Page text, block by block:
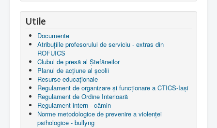
Utile
Documente
Atribuțiile profesorului de serviciu - extras din
ROFUICS
Clubul de presă al Ștefăneilor
Planul de acțiune al școlii
Resurse educaționale
Regulament de organizare și funcționare a CTICS-Iași
Regulament de Ordine Interioară
Regulament intern - cămin
Norme metodologice de prevenire a violenței
psihologice - bullyng